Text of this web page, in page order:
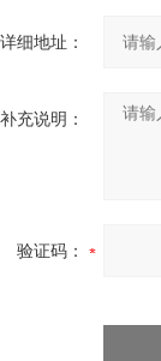
详细地址：
补充说明：
验证码：